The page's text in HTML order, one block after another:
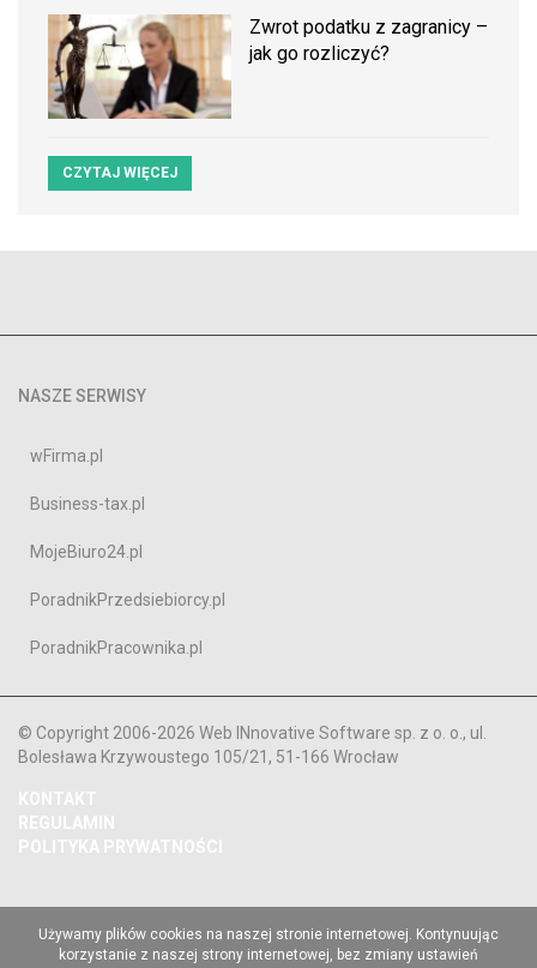
Zwrot podatku z zagranicy –
jak go rozliczyć?
CZYTAJ WIĘCEJ
NASZE SERWISY
wFirma.pl
Business-tax.pl
MojeBiuro24.pl
PoradnikPrzedsiebiorcy.pl
PoradnikPracownika.pl
© Copyright 2006-2026 Web INnovative Software sp. z o. o., ul.
Bolesława Krzywoustego 105/21, 51-166 Wrocław
KONTAKT
REGULAMIN
POLITYKA PRYWATNOŚCI
Używamy plików cookies na naszej stronie internetowej. Kontynuując
korzystanie z naszej strony internetowej, bez zmiany ustawień